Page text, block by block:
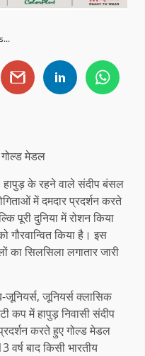
मेडल
के रहने वाले संदीप बंसल
में दमदार प्रदर्शन करते
पूरी दुनिया में रोशन किया
किया है। इस
का सिलसिला लगातार जारी
जूनियर्स क्लासिक
कप में हापुड़ निवासी संदीप
करते हुए गोल्ड मेडल
वर्ष बाद किसी भारतीय